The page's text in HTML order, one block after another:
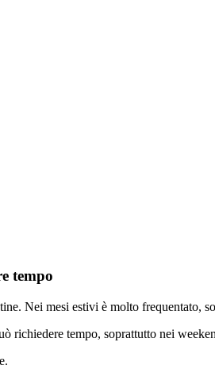
tempo
Nei mesi estivi è molto frequentato,
richiedere tempo, soprattutto nei